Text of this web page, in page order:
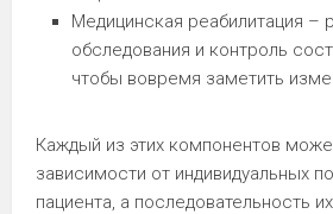
Медицинская реабилитация –
обследования и контроль
чтобы вовремя заметить
Каждый из этих компонентов
зависимости от индивидуальных
пациента, а последовательность